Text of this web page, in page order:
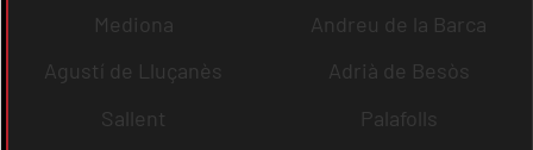
Mediona
Andreu de la Barca
Agustí de Lluçanès
Adrià de Besòs
Sallent
Palafolls